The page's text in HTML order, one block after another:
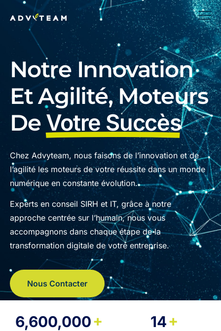
Notre Innovation
Et Agilité, Moteurs
De Votre Succès
Chez Advyteam, nous faisons de l’innovation et de
l’agilité les moteurs de votre réussite dans un monde
numérique en constante évolution.
Experts en conseil SIRH et IT, grâce à notre
approche centrée sur l’humain, nous vous
accompagnons dans chaque étape de la
transformation digitale de votre entreprise.
Nous Contacter
6,600,000+ 14+